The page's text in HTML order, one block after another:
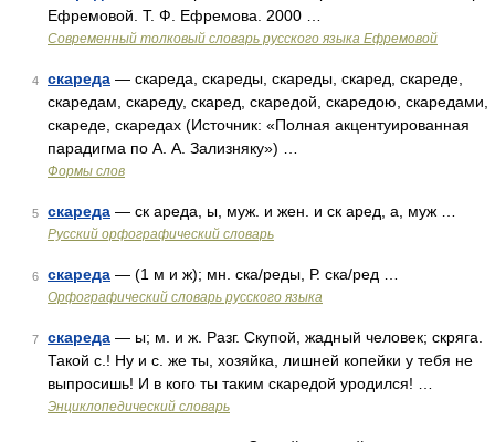
Ефремовой. Т. Ф. Ефремова. 2000 …
Современный толковый словарь русского языка Ефремовой
4 скареда — скареда, скареды, скареды, скаред, скареде,
скаредам, скареду, скаред, скаредой, скаредою, скаредами,
скареде, скаредах (Источник: «Полная акцентуированная
парадигма по А. А. Зализняку») …
Формы слов
5 скареда — ск ареда, ы, муж. и жен. и ск аред, а, муж …
Русский орфографический словарь
6 скареда — (1 м и ж); мн. ска/реды, Р. ска/ред …
Орфографический словарь русского языка
7 скареда — ы; м. и ж. Разг. Скупой, жадный человек; скряга.
Такой с.! Ну и с. же ты, хозяйка, лишней копейки у тебя не
выпросишь! И в кого ты таким скаредой уродился! …
Энциклопедический словарь